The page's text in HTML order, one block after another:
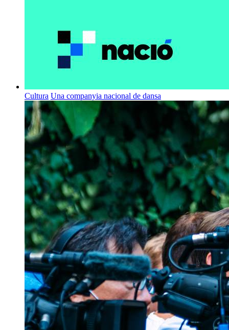
Cultura Una companyia nacional de dansa